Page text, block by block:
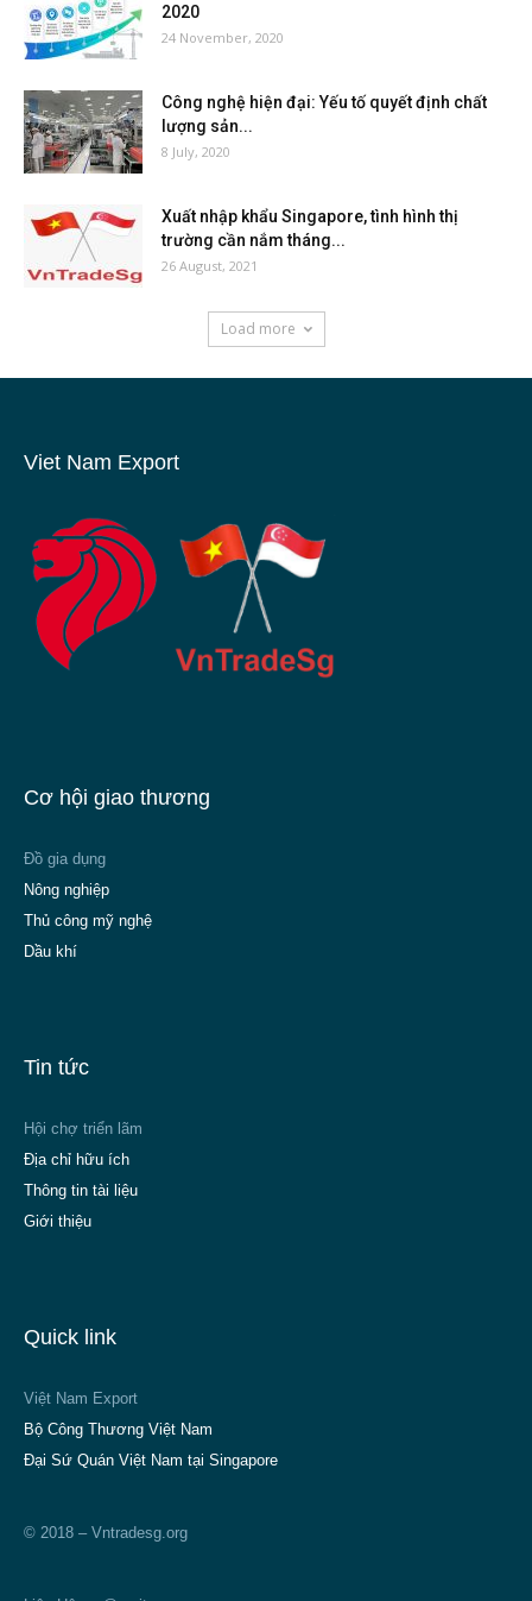
2020
24 November, 2020
Công nghệ hiện đại: Yếu tố quyết định chất
lượng sản...
8 July, 2020
Xuất nhập khẩu Singapore, tình hình thị
trường cần nắm tháng...
26 August, 2021
Load more
Viet Nam Export
Cơ hội giao thương
Đồ gia dụng
Nông nghiệp
Thủ công mỹ nghệ
Dầu khí
Tin tức
Hội chợ triển lãm
Địa chỉ hữu ích
Thông tin tài liệu
Giới thiệu
Quick link
Việt Nam Export
Bộ Công Thương Việt Nam
Đại Sứ Quán Việt Nam tại Singapore
© 2018 – Vntradesg.org